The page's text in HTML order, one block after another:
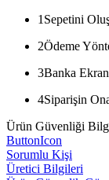
1 Sepetini
2Ödeme
3Banka
4Siparişin
Ürün Güvenliği
ButtonIcon
Sorumlu Kişi
Üretici Bilgileri